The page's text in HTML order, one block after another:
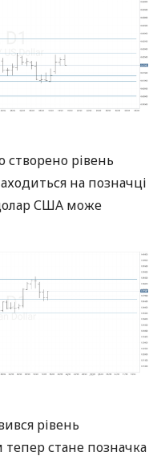
створено рівень
на позначці
США може
рівень
стане позначка